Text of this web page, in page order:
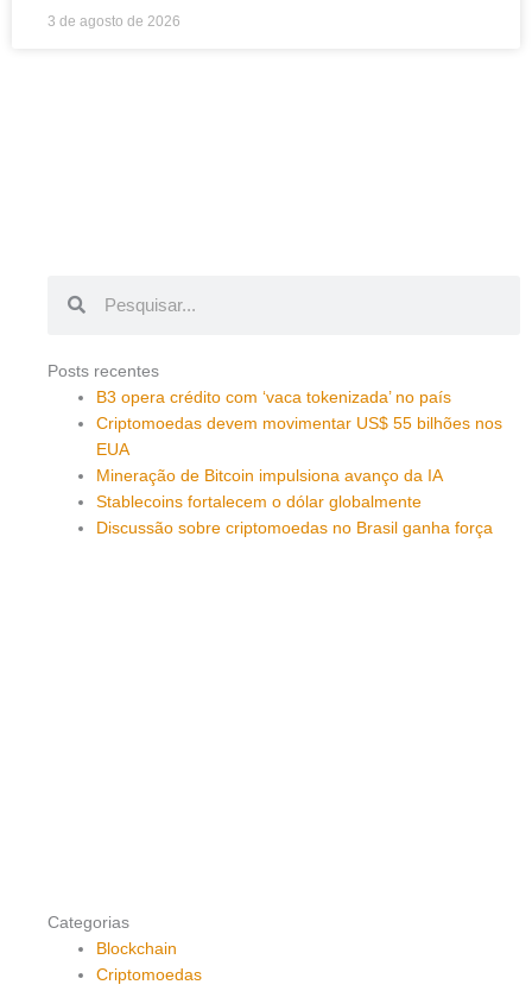
3 de agosto de 2026
Posts recentes
B3 opera crédito com ‘vaca tokenizada’ no país
Criptomoedas devem movimentar US$ 55 bilhões nos
EUA
Mineração de Bitcoin impulsiona avanço da IA
Stablecoins fortalecem o dólar globalmente
Discussão sobre criptomoedas no Brasil ganha força
Categorias
Blockchain
Criptomoedas